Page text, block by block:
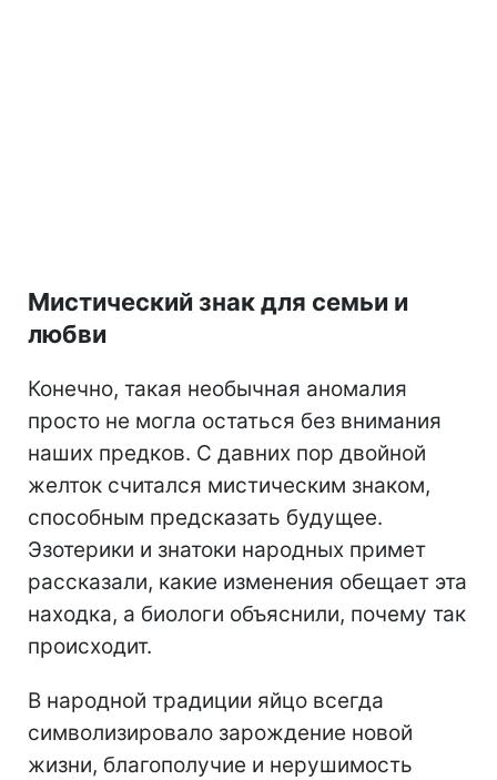
Мистический знак для семьи и
любви
Конечно, такая необычная аномалия
просто не могла остаться без внимания
наших предков. С давних пор двойной
желток считался мистическим знаком,
способным предсказать будущее.
Эзотерики и знатоки народных примет
рассказали, какие изменения обещает эта
находка, а биологи объяснили, почему так
происходит.
В народной традиции яйцо всегда
символизировало зарождение новой
жизни, благополучие и нерушимость